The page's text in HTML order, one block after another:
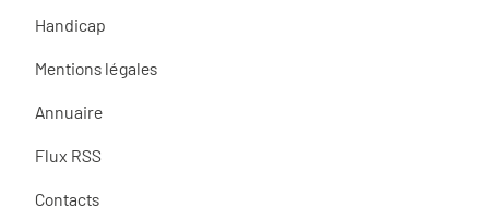
Handicap
Mentions légales
Annuaire
Flux RSS
Contacts